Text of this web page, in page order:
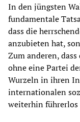
In den jüngsten
fundamentale
dass die
anzubieten hat,
Zum anderen,
ohne eine Partei
Wurzeln in ihren
internationalen
weiterhin